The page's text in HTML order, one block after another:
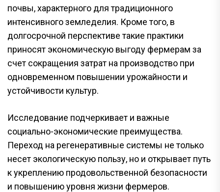
почвы, характерного для традиционного
интенсивного земледелия. Кроме того, в
долгосрочной перспективе такие практики
приносят экономическую выгоду фермерам за
счет сокращения затрат на производство при
одновременном повышении урожайности и
устойчивости культур.
Исследование подчеркивает и важные
социально-экономические преимущества.
Переход на регенеративные системы не только
несет экологическую пользу, но и открывает путь
к укреплению продовольственной безопасности
и повышению уровня жизни фермеров.